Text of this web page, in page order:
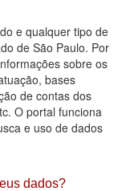
e qualquer tipo de
de São Paulo. Por
sobre os
bases
de contas dos
O portal funciona
e uso de dados
dados?